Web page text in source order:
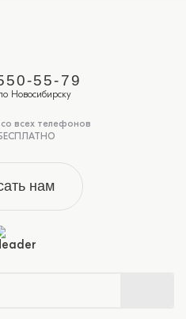
55-79
Новосибирску
всех телефонов
нам